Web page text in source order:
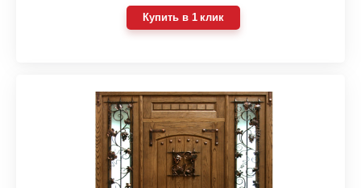
Купить в 1 клик